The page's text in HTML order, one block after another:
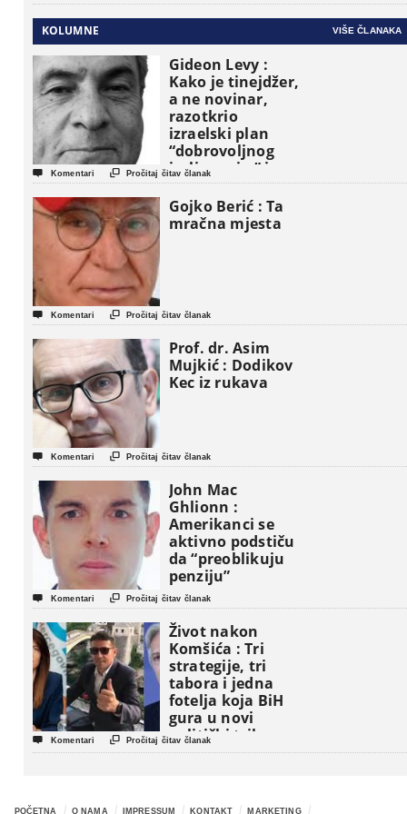
KOLUMNE VIŠE ČLANAKA
Gideon Levy :
Kako je tinejdžer,
a ne novinar,
razotkrio
izraelski plan
“dobrovoljnog
iseljavanja ” iz
Gaze
 Komentari  Pročitaj čitav članak
Gojko Berić : Ta
mračna mjesta
 Komentari  Pročitaj čitav članak
Prof. dr. Asim
Mujkić : Dodikov
Kec iz rukava
 Komentari  Pročitaj čitav članak
John Mac
Ghlionn :
Amerikanci se
aktivno podstiču
da “preoblikuju
penziju”
 Komentari  Pročitaj čitav članak
Život nakon
Komšića : Tri
strategije, tri
tabora i jedna
fotelja koja BiH
gura u novi
politički triler
 Komentari  Pročitaj čitav članak
POČETNA O NAMA IMPRESSUM KONTAKT MARKETING